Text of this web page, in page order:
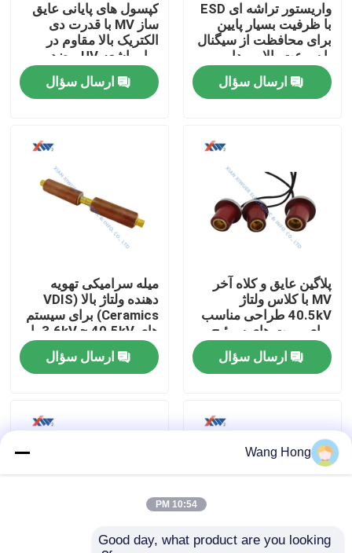
صفحه اصلی
نمایش VR
درباره ما
تور کارخانه
کنترل کیفیت
درخواست نقل قول
خازن سرامیکی ولتاژ بالا
خازن های دستگیره درب ولتاژ بالا
واریستور تراشه ای ESD
با ظرفیت بسیار پایین
برای محافظت از سیگنال
با سرعت بالا و مدار
خودرو
ارسال سؤال
کپسول های پایانی عایق
ساز MV با قدرت دی
الکتریک بالا مقاوم در
برابر اشعه UV و ضد
رطوبت برای بخش های
قطعات و کابلارسال سؤال
پلاگین عایق و کلاه آخر
MV با کلاس ولتاژ
40.5kV طراحی مناسب
برای پورت های سوئیچ
گیر ساخته شده از پلیمر
عایق بندی با درجه بالا
ارسال سؤال
میله سرامیکی تهویه
دهنده ولتاژ بالا (VDIS
Ceramics) برای سیستم
های 3.6kV ≈ 40.5kV با
تخلیه جزئی بسیار کم و
مقاومت عایق بندی بالا
ارسال سؤال
Wang Hong
10:54 PM
Good day, what product are you looking